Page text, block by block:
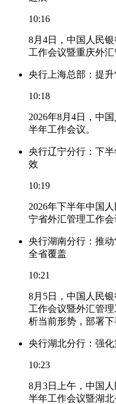
10:16
8月4日，中国人民
工作会议暨重庆外汇
央行上海总部：提升
10:18
2026年8月4日，中
半年工作会议。
央行辽宁分行：下
效
10:19
2026年下半年中国
宁省外汇管理工作会
央行湖南分行：推
全省覆盖
10:21
8月5日，中国人民
工作会议暨外汇管
析当前形势，部署下
央行湖北分行：强
10:23
8月3日上午，中国
半年工作会议暨湖北